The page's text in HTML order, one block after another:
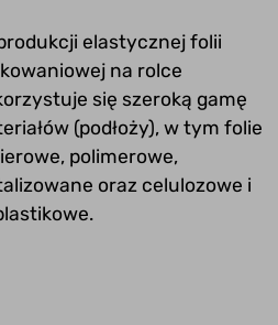
elastycznej folii
na rolce
się szeroką gamę
(podłoży), w tym folie
polimerowe,
oraz celulozowe i